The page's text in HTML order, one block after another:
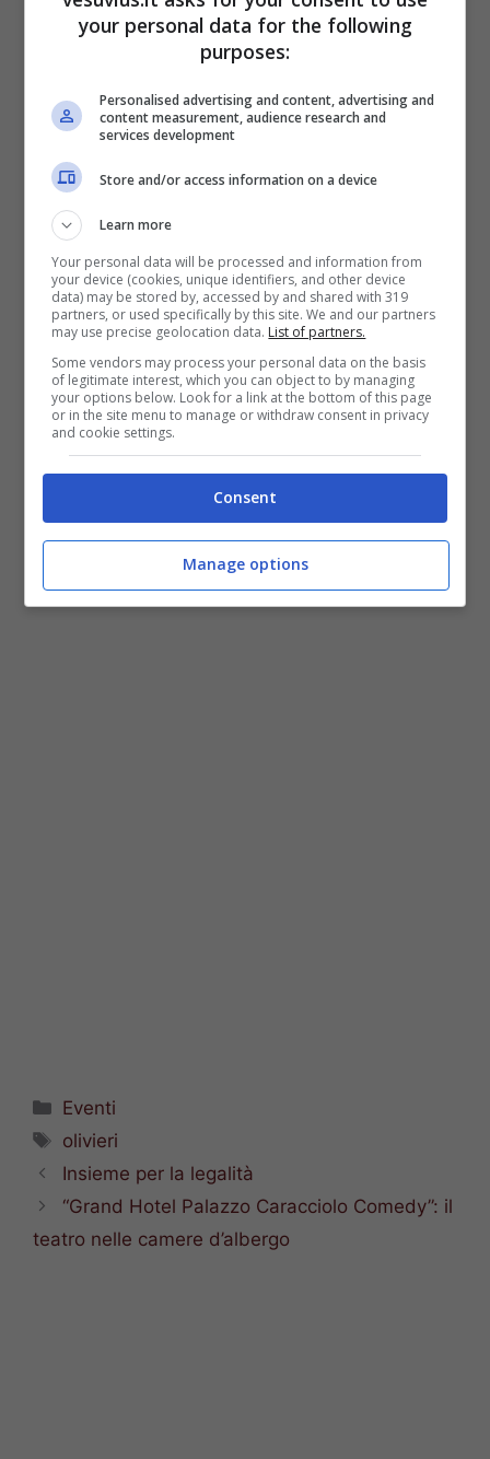
Attesi, tanti esponenti del mondo dello showbiz
nazionale , tra cui il percusso-autore Tony
mondo con una buatta” , che si esibirà in alcuni
pezzi tratti del suo ultimo Album dal titolo
“Patatràc”.
Categorie
Eventi
Tag
olivieri
Insieme per la legalità
“Grand Hotel Palazzo Caracciolo Comedy”: il
teatro nelle camere d’albergo
your personal data for the following
purposes:
Personalised advertising and content, advertising and
content measurement, audience research and
services development
Store and/or access information on a device
Learn more
Your personal data will be processed and information from
your device (cookies, unique identifiers, and other device
data) may be stored by, accessed by and shared with 319
partners, or used specifically by this site. We and our partners
may use precise geolocation data. List of partners.
Some vendors may process your personal data on the basis
of legitimate interest, which you can object to by managing
your options below. Look for a link at the bottom of this page
or in the site menu to manage or withdraw consent in privacy
and cookie settings.
Consent
Manage options